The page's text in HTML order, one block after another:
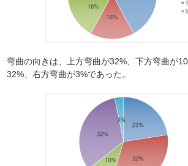
弯曲の向きは、上方弯曲が32%、下方弯曲が
32%、右方弯曲が3%であった。